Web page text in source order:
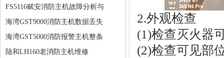
FS5116赋安消防主机故障分析与
海湾GST9000消防主机数据丢失
海湾GST5000消防报警主机整条
陆和LH160老消防主机维修
2.外观检查
(1)检查灭火器
(2)检查可见部